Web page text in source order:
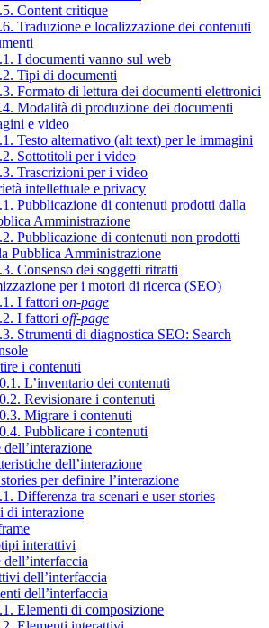
Content critique
Traduzione e localizzazione dei contenuti
I documenti vanno sul web
Tipi di documenti
Formato di lettura dei documenti elettronici
Modalità di produzione dei documenti
e video
Testo alternativo (alt text) per le immagini
Sottotitoli per i video
Trascrizioni per i video
intellettuale e privacy
Pubblicazione di contenuti prodotti dalla
Amministrazione
Pubblicazione di contenuti non prodotti
Pubblica Amministrazione
Consenso dei soggetti ritratti
per i motori di ricerca (SEO)
I fattori on-page
I fattori off-page
Strumenti di diagnostica SEO: Search
i contenuti
L’inventario dei contenuti
Revisionare i contenuti
Migrare i contenuti
Pubblicare i contenuti
dell’interazione
dell’interazione
per definire l’interazione
Differenza tra scenari e user stories
di interazione
interattivi
dell’interfaccia
dell’interfaccia
Elementi di composizione